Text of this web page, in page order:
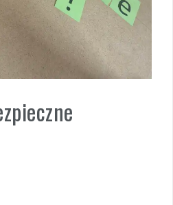
na wrzesień